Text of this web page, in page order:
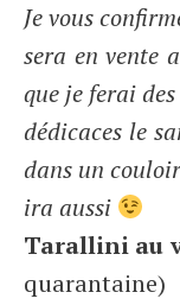
Je vous
sera en vente
que je ferai des
dédicaces le
dans un
ira aussi
Tarallini au
quarantaine)